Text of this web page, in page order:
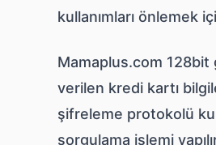
kullanımları önlemek
Mamaplus.com 128bit
verilen kredi kartı
şifreleme protokolü
sorgulama işlemi